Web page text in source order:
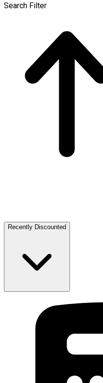
Search Filter
Recently Discounted